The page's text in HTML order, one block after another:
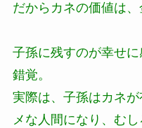
だからカネの価値は、
子孫に残すのが幸せ
錯覚。
実際は、子孫はカネ
メな人間になり、むし